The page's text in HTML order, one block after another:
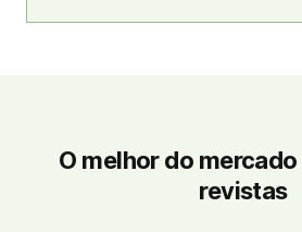
O melhor do
revistas